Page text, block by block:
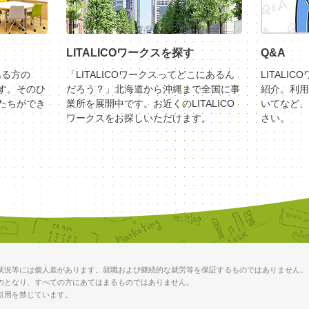
方の
。そのひ
ちができ
LITALICOワークスを探す
「LITALICOワークスってどこにあるん
だろう？」北海道から沖縄まで全国に事
業所を展開中です。お近くのLITALICO
ワークスをお探しいただけます。
Q&A
LITALICO
紹介。利
いてなど
さい。
等には個人差があります。就職および継続的な就労等を保証するものではありません。
なり、すべての方にあてはまるものではありません。
を禁じています。